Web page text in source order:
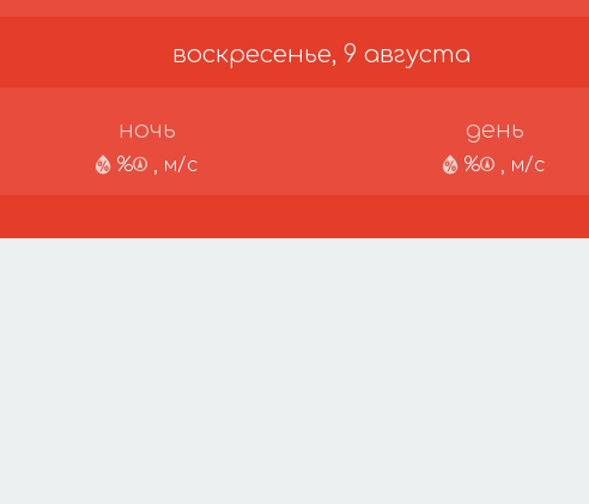
воскресенье, 9 августа
ночь
% , м/с
день
% , м/с